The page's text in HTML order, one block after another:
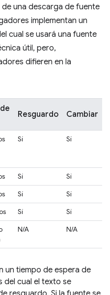
una descarga de fuente
implementan un
cual se usará una fuente
útil, pero,
difieren en la
Resguardo Cambiar
Sí Sí
Sí
Sí
Sí
Sí
Sí
Sí
N/A N/A
un tiempo de espera de
del cual el texto se